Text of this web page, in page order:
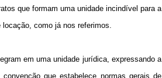
que formam uma unidade incindível para a
como já nos referimos.
em uma unidade jurídica, expressando a
que estabelece normas gerais de